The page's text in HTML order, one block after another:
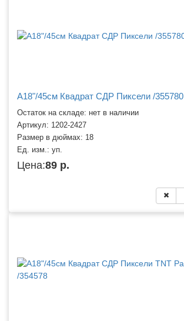
A18"/45см Квадрат СДР Пиксели /355780
Остаток на складе: нет в наличии
Артикул: 1202-2427
Размер в дюймах: 18
Ед. изм.: уп.
Цена:89 р.